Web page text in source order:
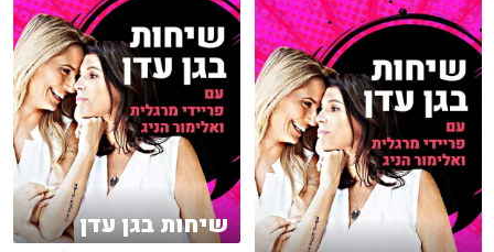
שיחות בגן עדן